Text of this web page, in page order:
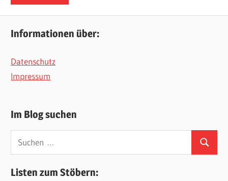
Informationen über:
Datenschutz
Impressum
Im Blog suchen
Suchen
nach:
Suchen
Listen zum Stöbern: